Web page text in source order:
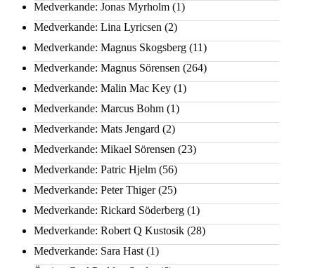
Medverkande: Jonas Myrholm (1)
Medverkande: Lina Lyricsen (2)
Medverkande: Magnus Skogsberg (11)
Medverkande: Magnus Sörensen (264)
Medverkande: Malin Mac Key (1)
Medverkande: Marcus Bohm (1)
Medverkande: Mats Jengard (2)
Medverkande: Mikael Sörensen (23)
Medverkande: Patric Hjelm (56)
Medverkande: Peter Thiger(25)
Medverkande: Rickard Söderberg (1)
Medverkande: Robert Q Kustosik (28)
Medverkande: Sara Hast (1)